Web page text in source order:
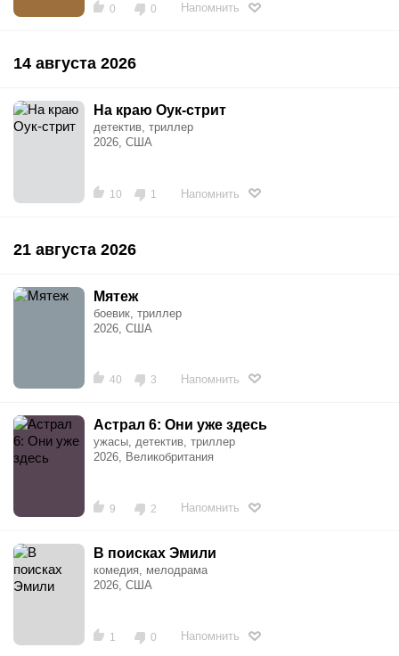
0 0 Напомнить
14 августа 2026
На краю Оук-стрит
детектив, триллер
2026, США
10 1 Напомнить
21 августа 2026
Мятеж
боевик, триллер
2026, США
40 3 Напомнить
Астрал 6: Они уже здесь
ужасы, детектив, триллер
2026, Великобритания
9 2 Напомнить
В поисках Эмили
комедия, мелодрама
2026, США
1 0 Напомнить